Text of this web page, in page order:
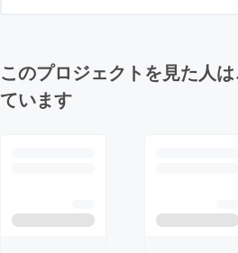
このプロジェクトを見た人
ています